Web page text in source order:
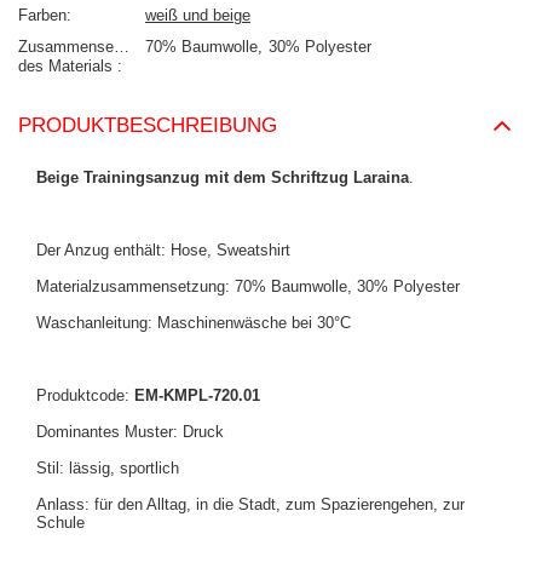
Farben
weiß und beige
Zusammensetzung
des Materials
70% Baumwolle 30% Polyester
PRODUKTBESCHREIBUNG
Beige Trainingsanzug mit dem Schriftzug Laraina.
Der Anzug enthält: Hose, Sweatshirt
Materialzusammensetzung: 70% Baumwolle, 30% Polyester
Waschanleitung: Maschinenwäsche bei 30°C
Produktcode: EM-KMPL-720.01
Dominantes Muster: Druck
Stil: lässig, sportlich
Anlass: für den Alltag, in die Stadt, zum Spazierengehen, zur
Schule